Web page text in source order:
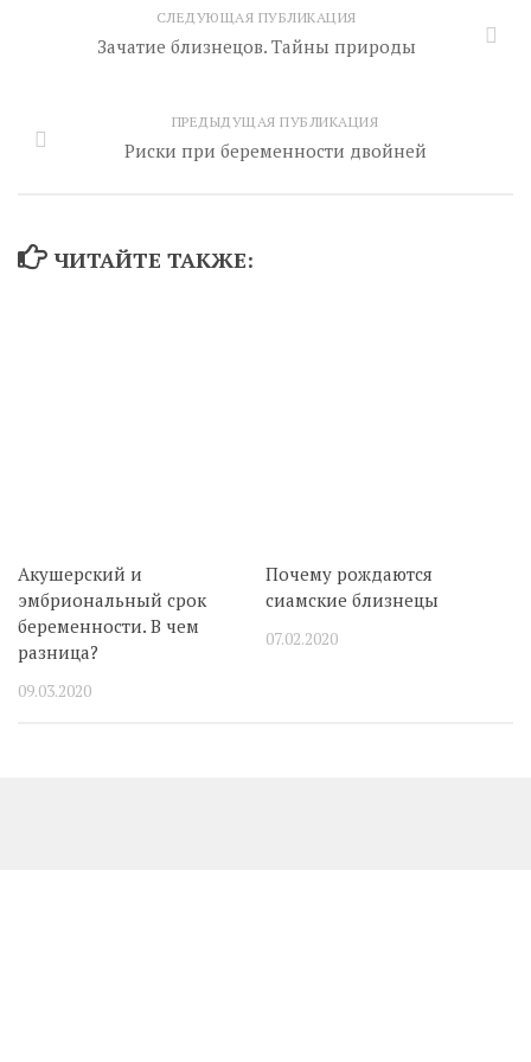
СЛЕДУЮЩАЯ ПУБЛИКАЦИЯ
Зачатие близнецов. Тайны природы
ПРЕДЫДУЩАЯ ПУБЛИКАЦИЯ
Риски при беременности двойней
ЧИТАЙТЕ ТАКЖЕ:
Акушерский и
эмбриональный срок
беременности. В чем
разница?
09.03.2020
Почему рождаются
сиамские близнецы
07.02.2020